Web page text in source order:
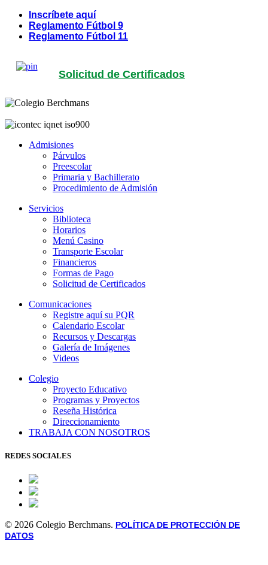
Inscríbete aquí
Reglamento Fútbol 9
Reglamento Fútbol 11
Solicitud de Certificados
Admisiones
Párvulos
Preescolar
Primaria y Bachillerato
Procedimiento de Admisión
Servicios
Biblioteca
Horarios
Menú Casino
Transporte Escolar
Financieros
Formas de Pago
Solicitud de Certificados
Comunicaciones
Registre aquí su PQR
Calendario Escolar
Recursos y Descargas
Galería de Imágenes
Videos
Colegio
Proyecto Educativo
Programas y Proyectos
Reseña Histórica
Direccionamiento
TRABAJA CON NOSOTROS
REDES SOCIALES
© 2026 Colegio Berchmans. POLÍTICA DE PROTECCIÓN DE
DATOS